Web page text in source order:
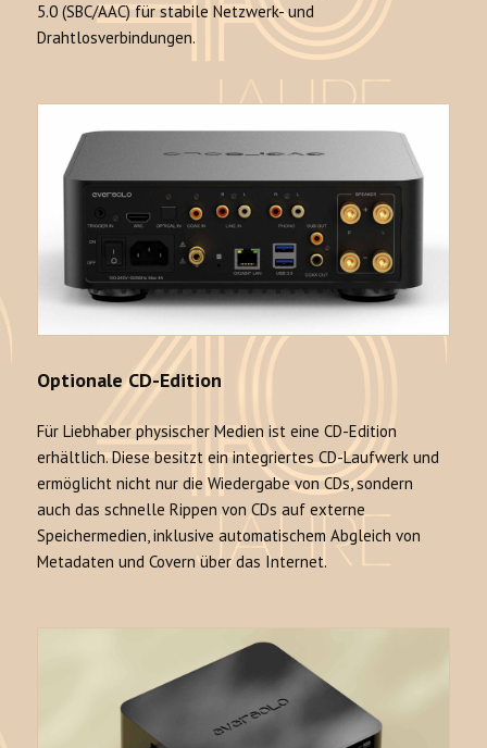
5.0 (SBC/AAC) für stabile Netzwerk- und
Drahtlosverbindungen.
Optionale CD-Edition
Für Liebhaber physischer Medien ist eine CD-Edition
erhältlich. Diese besitzt ein integriertes CD-Laufwerk und
ermöglicht nicht nur die Wiedergabe von CDs, sondern
auch das schnelle Rippen von CDs auf externe
Speichermedien, inklusive automatischem Abgleich von
Metadaten und Covern über das Internet.